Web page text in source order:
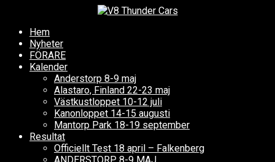
Hem
Nyheter
FÖRARE
Kalender
Anderstorp 8-9 maj
Alastaro, Finland 22-23 maj
Västkustloppet 10-12 juli
Kanonloppet 14-15 augusti
Mantorp Park 18-19 september
Resultat
Officiellt Test 18 april – Falkenberg